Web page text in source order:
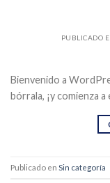
PUBLICADO
Bienvenido a
bórrala, ¡y comienza a
Publicado en Sin categoría